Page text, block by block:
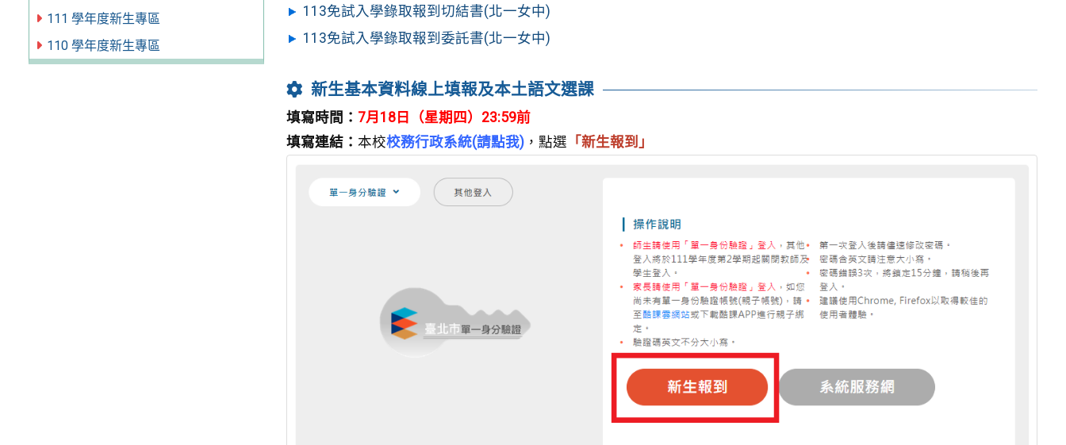
111 學年度新生專區
110 學年度新生專區
113免試入學錄取報到切結書(北一女中)
113免試入學錄取報到委託書(北一女中)
新生基本資料線上填報及本土語文選課
填寫時間： 7月18日（星期四）23:59前
填寫連結：本校校務行政系統(請點我) ，點選 「新生報到」